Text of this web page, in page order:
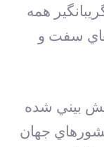
همه
سفت و
‏بيني شده
جهان